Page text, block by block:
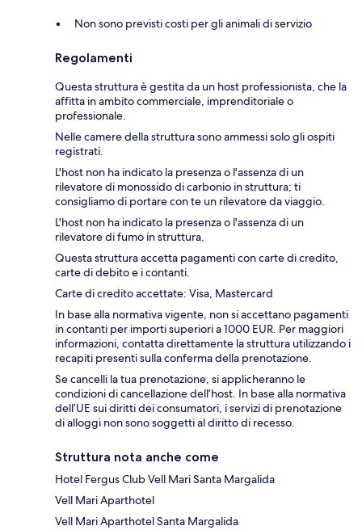
Non sono previsti costi per gli animali di servizio
Regolamenti
Questa struttura è gestita da un host professionista, che la
affitta in ambito commerciale, imprenditoriale o
professionale.
Nelle camere della struttura sono ammessi solo gli ospiti
registrati.
L'host non ha indicato la presenza o l'assenza di un
rilevatore di monossido di carbonio in struttura; ti
consigliamo di portare con te un rilevatore da viaggio.
L'host non ha indicato la presenza o l'assenza di un
rilevatore di fumo in struttura.
Questa struttura accetta pagamenti con carte di credito,
carte di debito e i contanti.
Carte di credito accettate: Visa, Mastercard
In base alla normativa vigente, non si accettano pagamenti
in contanti per importi superiori a 1000 EUR. Per maggiori
informazioni, contatta direttamente la struttura utilizzando i
recapiti presenti sulla conferma della prenotazione.
Se cancelli la tua prenotazione, si applicheranno le
condizioni di cancellazione dell’host. In base alla normativa
dell’UE sui diritti dei consumatori, i servizi di prenotazione
di alloggi non sono soggetti al diritto di recesso.
Struttura nota anche come
Hotel Fergus Club Vell Mari Santa Margalida
Vell Mari Aparthotel
Vell Mari Aparthotel Santa Margalida